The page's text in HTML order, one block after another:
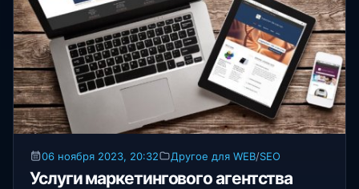
06 ноября 2023, 20:32 Другое для WEB/SEO
Услуги маркетингового агентства